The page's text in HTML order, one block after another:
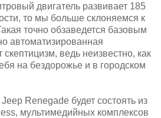
двигатель развивает 185
то мы больше склоняемся к
точно обзаведется базовым
автоматизированная
ведь неизвестно, как
на бездорожье и в городском
Renegade будет состоять из
мультимедийных комплексов